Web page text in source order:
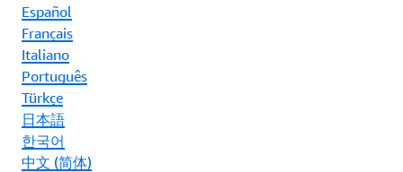
Español
Français
Italiano
Português
Türkçe
日本語
한국어
中文 (简体)